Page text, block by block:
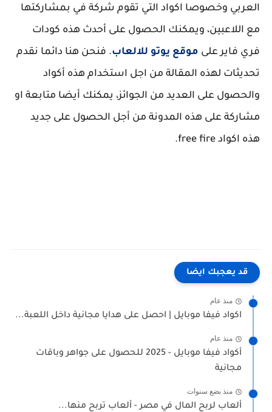
العربي وخصوصا اكواد التي تقوم شركة في بمشاركتها
مع اللاعبين، ويمكنك الحصول على أحدث هذه كودات
فري فاير على موقع يوتو للالعاب. فنحن هنا دائما نقدم
تحديثات لهذه المقالة من اجل استخدام هذه أكواد
والحصول على العديد من الجوائز، يمكنك أيضا متابعة او
مشاركة على هذه المدونة من أجل الحصول على جديد
هذه اكواد free fire.
قد يعجبك ايضا
منذ عام
اكواد فيفا موبايل | احصل على هدايا مجانية داخل اللعبة...
منذ عام
أكواد فيفا موبايل - 2025 للحصول على جواهر وباقات
مجانية
منذ بضع سنوات
ألعاب لربح المال في مصر - ألعاب تربح منها...